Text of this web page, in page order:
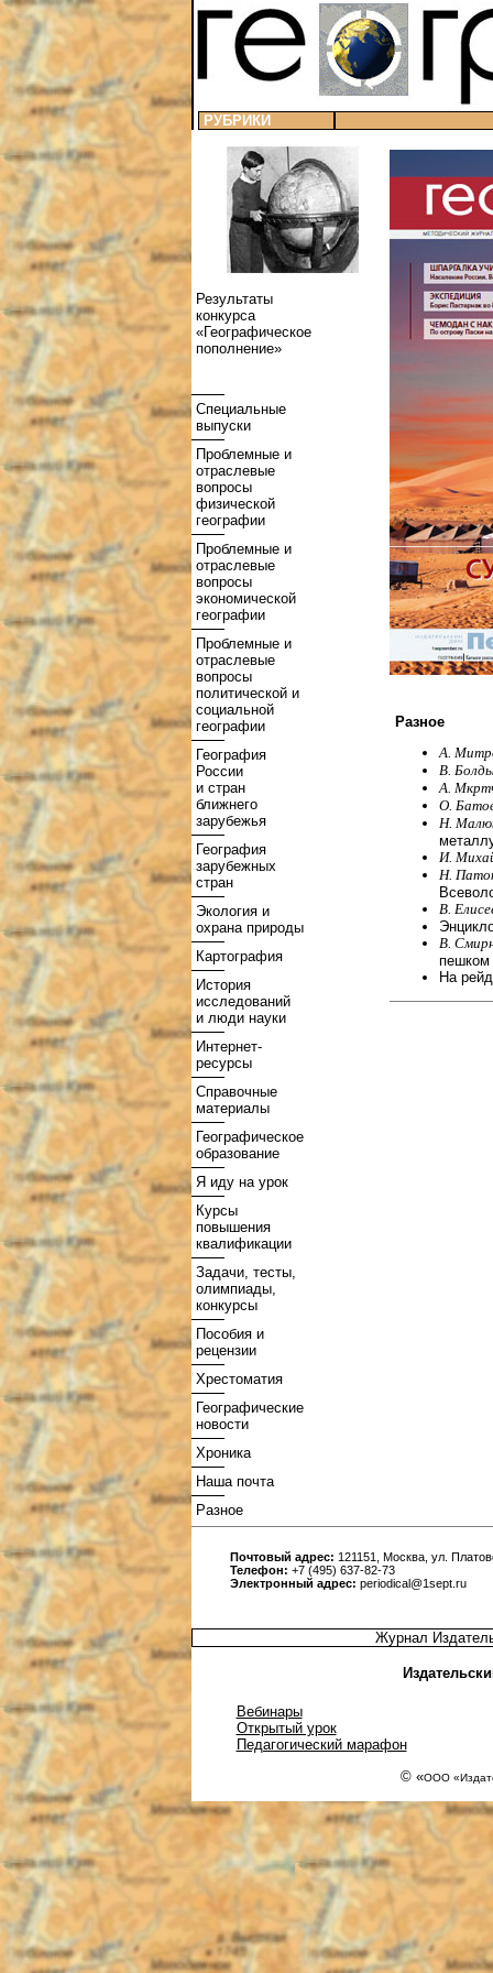
РУБРИКИ
Результаты
конкурса
«Географическое
пополнение»
Специальные
выпуски
Проблемные и
отраслевые
вопросы
физической
географии
Проблемные и
отраслевые
вопросы
экономической
географии
Проблемные и
отраслевые
вопросы
политической и
социальной
географии
География
России
и стран
ближнего
зарубежья
География
зарубежных
стран
Экология и
охрана природы
Картография
История
исследований
и люди науки
Интернет-
ресурсы
Справочные
материалы
Географическое
образование
Я иду на урок
Курсы
повышения
квалификации
Задачи, тесты,
олимпиады,
конкурсы
Пособия и
рецензии
Хрестоматия
Географические
новости
Хроника
Наша почта
Разное
Разное
А.
В.
А.
О.
Н.
И.
Н.
В.
В.
пешком
На
Почтовый адрес: 121151, Москва, ул.
Телефон: +7 (495) 637-82-73
Электронный адрес: periodical@1sept.ru
Журнал
Вебинары
Открытый урок
Педагогический марафон
© «ООО